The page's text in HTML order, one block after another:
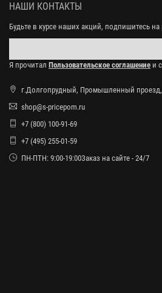
НАШИ КОНТАКТЫ
Будьте в курсе наших акций, подпишитесь на
Я прочитал Пользовательское соглашение и
г.Долгопрудный, Промышленный проезд,
shop@s-pricepom.ru
+7 (800) 100-91-69
+7 (495) 255-01-59
ПН-ПТН: 9:00-19:00Заказ на сайте - 24/7